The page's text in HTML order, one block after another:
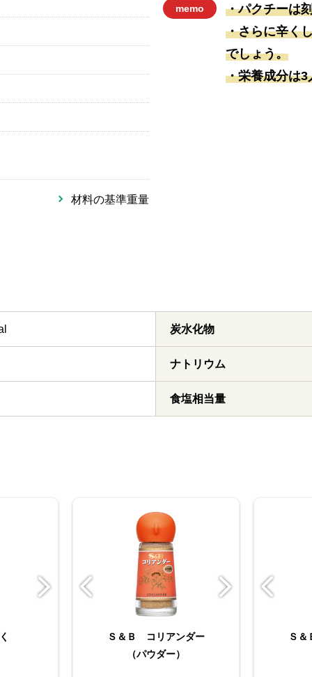
材料の基準重量
memo
・パクチーは
・さらに辛く
でしょう。
・栄養成分は3
炭水化物
ナトリウム
食塩相当量
うが
たっぷりサイズ おろし
生しょうが
おろし生にんにく
Ｓ＆Ｂ コリアンダー
（パウダー）
Ｓ
バリュースパイスガラム
マサラ
Ｓ
バリュ